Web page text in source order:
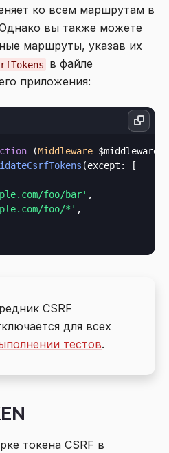
ко всем маршрутам в
вы также можете
маршруты, указав их
в файле
приложения:
(Middleware $middleware
(except : [
foo/bar' ,
foo/*' ,
CSRF
для всех
тестов.
токена CSRF в